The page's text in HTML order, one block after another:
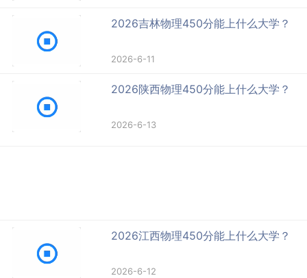
2026吉林物理450分能上什么大学？
2026-6-11
2026陕西物理450分能上什么大学？
2026-6-13
2026江西物理450分能上什么大学？
2026-6-12